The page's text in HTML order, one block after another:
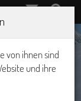
von ihnen sind
und ihre